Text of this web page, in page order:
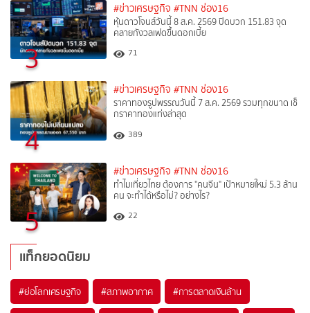
3
#ข่าวเศรษฐกิจ #TNN ช่อง16
หุ้นดาวโจนส์วันนี้ 8 ส.ค. 2569 ปิดบวก 151.83 จุด
คลายกังวลเฟดขึ้นดอกเบี้ย
71
4
#ข่าวเศรษฐกิจ #TNN ช่อง16
ราคาทองรูปพรรณวันนี้ 7 ส.ค. 2569 รวมทุกขนาด เช็
กราคาทองแท่งล่าสุด
389
5
#ข่าวเศรษฐกิจ #TNN ช่อง16
ทำไมเที่ยวไทย ต้องการ "คนจีน" เป้าหมายใหม่ 5.3 ล้าน
คน จะทำได้หรือไม่? อย่างไร?
22
แท็กยอดนิยม
#ย่อโลกเศรษฐกิจ #สภาพอากาศ #การตลาดเงินล้าน